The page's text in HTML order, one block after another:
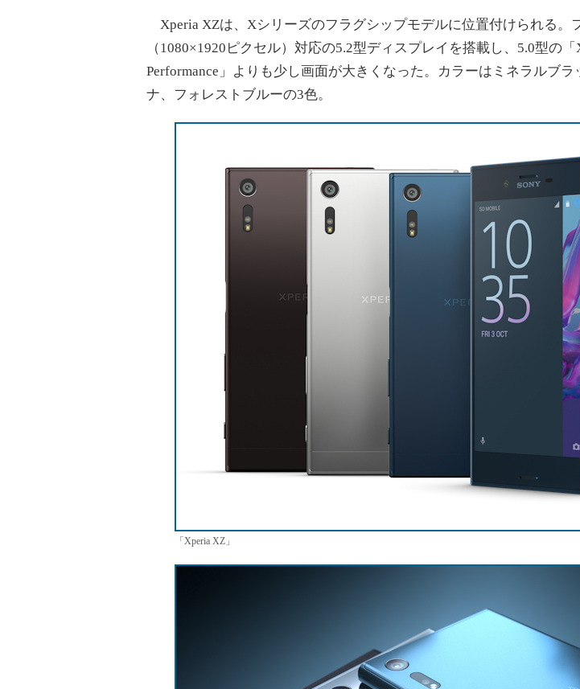
Xperia XZは、Xシリーズのフラグシップモデルに位置付けられる。
（1080×1920ピクセル）対応の5.2型ディスプレイを搭載し、5.0型の
Performance」よりも少し画面が大きくなった。カラーはミネラルブラ
ナ、フォレストブルーの3色。
「Xperia XZ」